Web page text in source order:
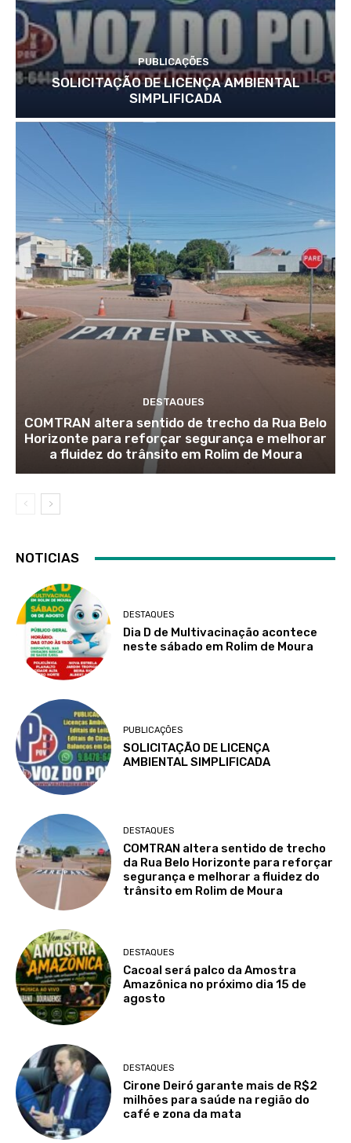
PUBLICAÇÕES
SOLICITAÇÃO DE LICENÇA AMBIENTAL
SIMPLIFICADA
DESTAQUES
COMTRAN altera sentido de trecho da Rua Belo
Horizonte para reforçar segurança e melhorar
a fluidez do trânsito em Rolim de Moura
NOTICIAS
DESTAQUES
Dia D de Multivacinação acontece
neste sábado em Rolim de Moura
PUBLICAÇÕES
SOLICITAÇÃO DE LICENÇA
AMBIENTAL SIMPLIFICADA
DESTAQUES
COMTRAN altera sentido de trecho
da Rua Belo Horizonte para reforçar
segurança e melhorar a fluidez do
trânsito em Rolim de Moura
DESTAQUES
Cacoal será palco da Amostra
Amazônica no próximo dia 15 de
agosto
DESTAQUES
Cirone Deiró garante mais de R$2
milhões para saúde na região do
café e zona da mata